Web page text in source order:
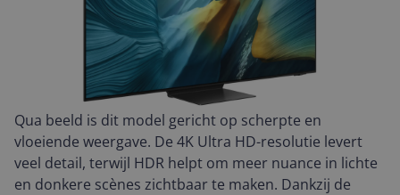
Qua beeld is dit model gericht op scherpte en
vloeiende weergave. De 4K Ultra HD-resolutie levert
veel detail, terwijl HDR helpt om meer nuance in lichte
en donkere scènes zichtbaar te maken. Dankzij de